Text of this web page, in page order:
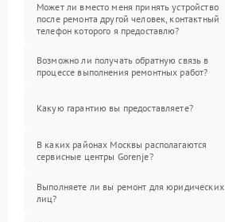
Может ли вместо меня принять устройство
после ремонта другой человек, контактный
телефон которого я предоставлю?
Возможно ли получать обратную связь в
процессе выполнения ремонтных работ?
Какую гарантию вы предоставляете?
В каких районах Москвы располагаются
сервисные центры Gorenje?
Выполняете ли вы ремонт для юридических
лиц?